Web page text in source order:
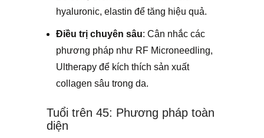
hyaluronic, elastin để tăng hiệu quả.
Điều trị chuyên sâu: Cân nhắc các
phương pháp như RF Microneedling,
Ultherapy để kích thích sản xuất
collagen sâu trong da.
Tuổi trên 45: Phương pháp toàn
diện